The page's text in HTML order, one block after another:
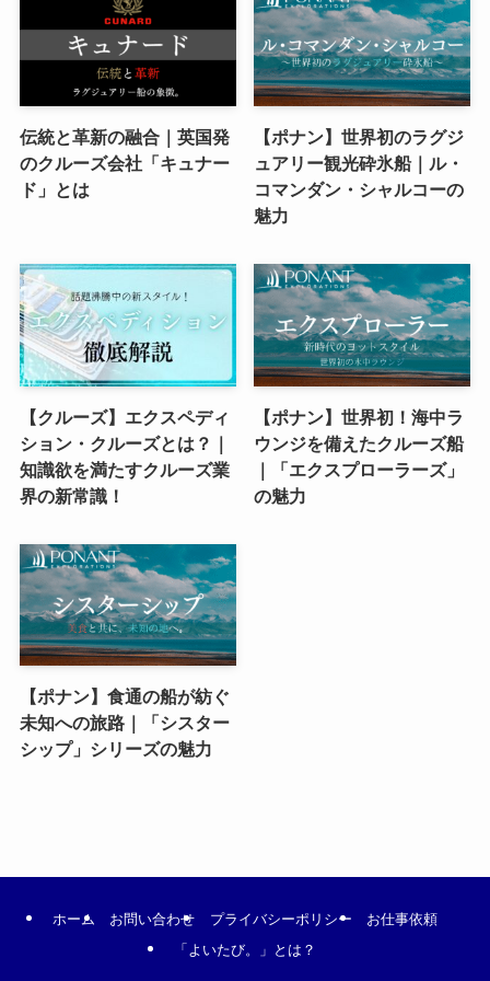
伝統と革新の融合｜英国発
のクルーズ会社「キュナー
ド」とは
【ポナン】世界初のラグジ
ュアリー観光砕氷船｜ル・
コマンダン・シャルコーの
魅力
【クルーズ】エクスペディ
ション・クルーズとは？｜
知識欲を満たすクルーズ業
界の新常識！
【ポナン】世界初！海中ラ
ウンジを備えたクルーズ船
｜「エクスプローラーズ」
の魅力
【ポナン】食通の船が紡ぐ
未知への旅路｜「シスター
シップ」シリーズの魅力
ホーム お問い合わせ プライバシーポリシー
お仕事依頼
「よいたび。」とは？